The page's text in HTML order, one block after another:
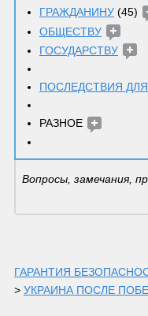
ГРАЖДАНИНУ (45)
ОБЩЕСТВУ
ГОСУДАРСТВУ
ПОСЛЕДСТВИЯ
РАЗНОЕ
Вопросы, замечания,
ГАРАНТИЯ
> УКРАИНА ПОСЛЕ